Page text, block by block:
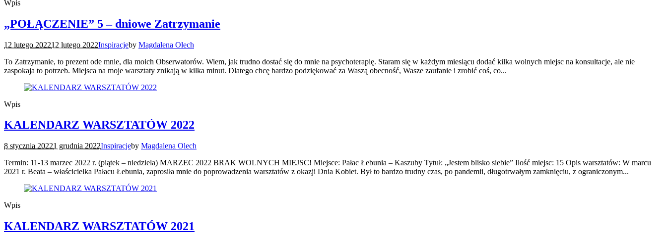
Wpis
„POŁĄCZENIE” 5 – dniowe Zatrzymanie
12 lutego 202212 lutego 2022Inspiracjeby Magdalena Olech
To Zatrzymanie, to prezent ode mnie, dla moich Obserwatorów. Wiem, jak trudno dostać się do mnie na psychoterapię. Staram się w każdym miesiącu dodać kilka wolnych miejsc na konsultacje, ale nie
zaspokaja to potrzeb. Miejsca na moje warsztaty znikają w kilka minut. Dlatego chcę bardzo podziękować za Waszą obecność, Wasze zaufanie i zrobić coś, co...
Wpis
KALENDARZ WARSZTATÓW 2022
8 stycznia 20221 grudnia 2022Inspiracjeby Magdalena Olech
Termin: 11-13 marzec 2022 r. (piątek – niedziela) MARZEC 2022 BRAK WOLNYCH MIEJSC! Miejsce: Pałac Łebunia – Kaszuby Tytuł: „Jestem blisko siebie” Ilość miejsc: 15 Opis warsztatów: W marcu
2021 r. Beata – właścicielka Pałacu Łebunia, zaprosiła mnie do poprowadzenia warsztatów z okazji Dnia Kobiet. Był to bardzo trudny czas, po pandemii, długotrwałym zamknięciu, z ograniczonym...
Wpis
KALENDARZ WARSZTATÓW 2021